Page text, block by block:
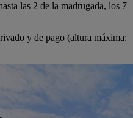
las 2 de la madrugada, los 7
y de pago (altura máxima: